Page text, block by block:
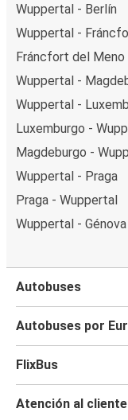
Wuppertal - Berlín
Wuppertal -
Fráncfort del
Wuppertal -
Wuppertal -
Luxemburgo -
Magdeburgo -
Wuppertal - Praga
Praga - Wuppertal
Wuppertal - Génova
Autobuses
Autobuses por
FlixBus
Atención al cliente